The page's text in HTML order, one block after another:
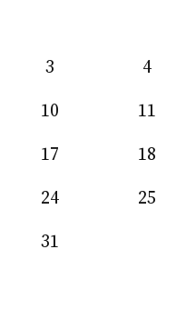
3
4
10
11
17
18
24
25
31